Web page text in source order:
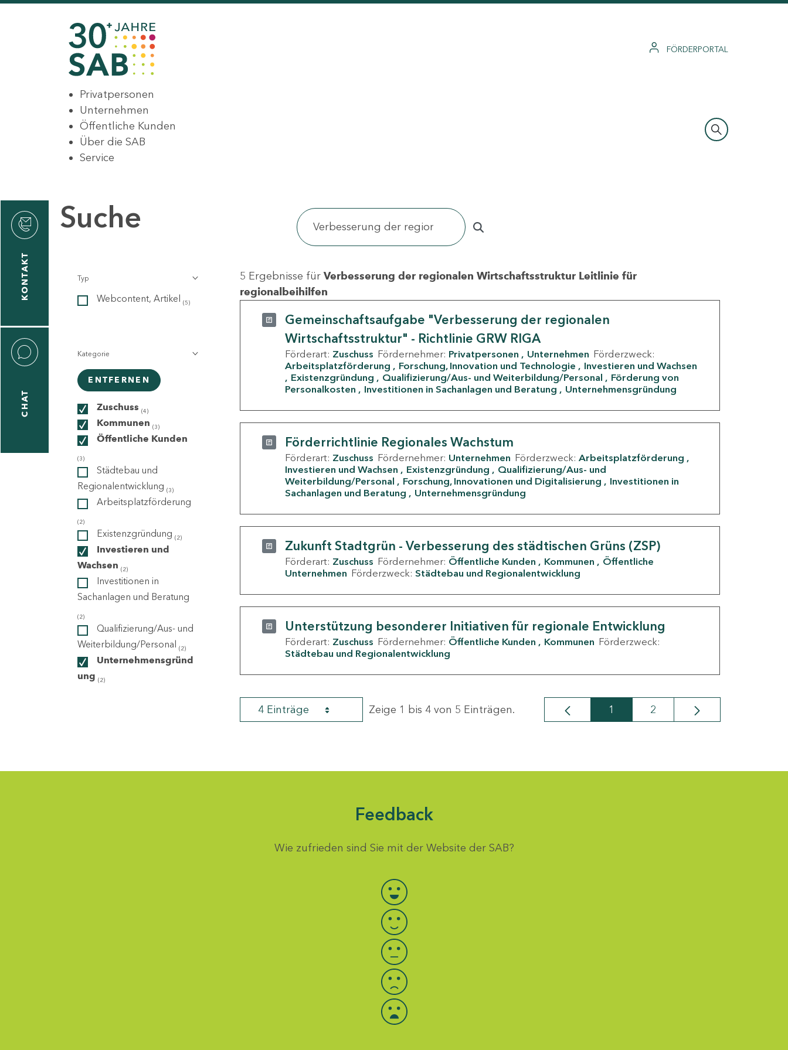
FÖRDERPORTAL
Privatpersonen
Unternehmen
Öffentliche Kunden
Über die SAB
Service
KONTAKT
CHAT
Suche
Typ
Webcontent, Artikel (5)
Kategorie
ENTFERNEN
Zuschuss (4)
Kommunen (3)
Öffentliche Kunden
(3)
Städtebau und
Regionalentwicklung (3)
Arbeitsplatzförderung
(2)
Existenzgründung (2)
Investieren und
Wachsen (2)
Investitionen in
Sachanlagen und Beratung
(2)
Qualifizierung/Aus- und
Weiterbildung/Personal (2)
Unternehmensgründ
ung (2)
5 Ergebnisse für Verbesserung der regionalen Wirtschaftsstruktur Leitlinie für
regionalbeihilfen
Gemeinschaftsaufgabe "Verbesserung der regionalen
Wirtschaftsstruktur" - Richtlinie GRW RIGA
Förderart: Zuschuss Fördernehmer: Privatpersonen Unternehmen Förderzweck:
Arbeitsplatzförderung
Forschung, Innovation und Technologie
Investieren und Wachsen
Existenzgründung
Qualifizierung/Aus- und Weiterbildung/Personal
Förderung von
Personalkosten
Investitionen in Sachanlagen und Beratung Unternehmensgründung
Förderrichtlinie Regionales Wachstum
Förderart: Zuschuss Fördernehmer: Unternehmen Förderzweck: Arbeitsplatzförderung
Investieren und Wachsen
Existenzgründung
Qualifizierung/Aus- und
Weiterbildung/Personal
Forschung, Innovationen und Digitalisierung
Investitionen in
Sachanlagen und Beratung
Unternehmensgründung
Zukunft Stadtgrün - Verbesserung des städtischen Grüns (ZSP)
Förderart: Zuschuss Fördernehmer: Öffentliche Kunden Kommunen
Öffentliche
Unternehmen Förderzweck: Städtebau und Regionalentwicklung
Unterstützung besonderer Initiativen für regionale Entwicklung
Förderart: Zuschuss Fördernehmer: Öffentliche Kunden Kommunen Förderzweck:
Städtebau und Regionalentwicklung
4 Einträge Zeige 1 bis 4 von 5 Einträgen. Seite
1 Seite
2
Feedback
Wie zufrieden sind Sie mit der Website der SAB?
Bewertung auswählen